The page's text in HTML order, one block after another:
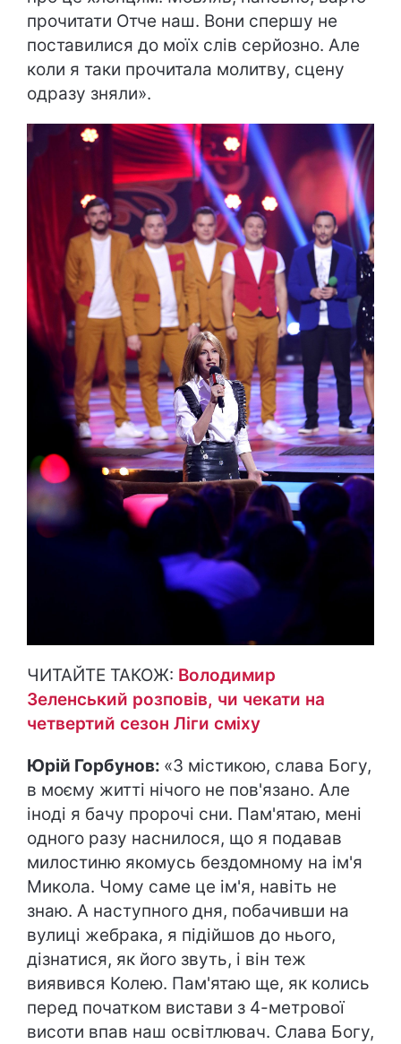
прочитати Отче наш. Вони спершу не
поставилися до моїх слів серйозно. Але
коли я таки прочитала молитву, сцену
одразу зняли».
ЧИТАЙТЕ ТАКОЖ: Володимир
Зеленський розповів, чи чекати на
четвертий сезон Ліги сміху
Юрій Горбунов: «З містикою, слава Богу,
в моєму житті нічого не пов'язано. Але
іноді я бачу пророчі сни. Пам'ятаю, мені
одного разу наснилося, що я подавав
милостиню якомусь бездомному на ім'я
Микола. Чому саме це ім'я, навіть не
знаю. А наступного дня, побачивши на
вулиці жебрака, я підійшов до нього,
дізнатися, як його звуть, і він теж
виявився Колею. Пам'ятаю ще, як колись
перед початком вистави з 4-метрової
висоти впав наш освітлювач. Слава Богу,